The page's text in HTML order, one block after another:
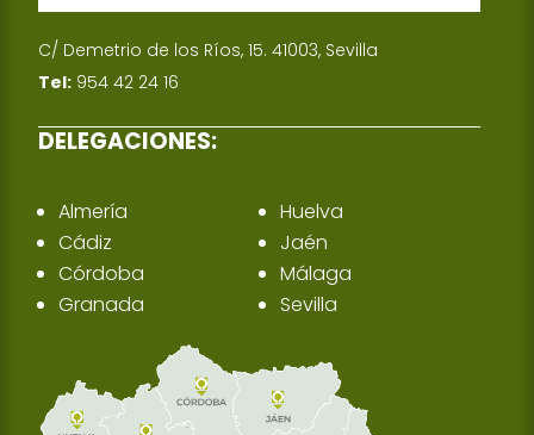
C/ Demetrio de los Ríos, 15. 41003, Sevilla
Tel: 954 42 24 16
DELEGACIONES:
Almería
Cádiz
Córdoba
Granada
Huelva
Jaén
Málaga
Sevilla